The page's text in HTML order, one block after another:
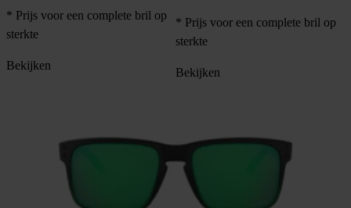
* Prijs voor een complete bril op
sterkte
Bekijken
was:
€409,00.
is:
€347,00.
* Prijs voor een complete bril op
sterkte
Bekijken